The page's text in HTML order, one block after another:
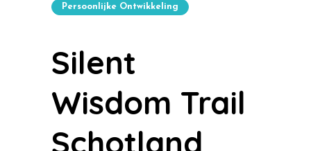
Persoonlijke Ontwikkeling
Silent
Wisdom Trail
Schotland